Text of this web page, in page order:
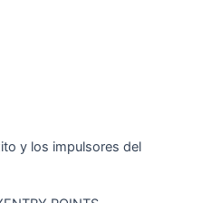
y los impulsores del